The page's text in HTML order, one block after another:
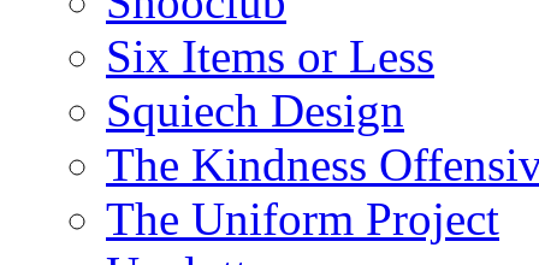
Six Items or Less
Squiech Design
The Kindness
The Uniform Project